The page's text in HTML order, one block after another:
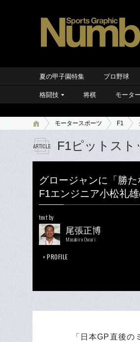
夏の甲子園特集 プロ野球
格闘技 将棋 モータ
モータースポーツ F1
F1ピットスト
グロージャンに「勝た
F1エンジニア小松礼雄
text by
尾張正博
Masahiro Owari
PROFILE
「日本GP直後の